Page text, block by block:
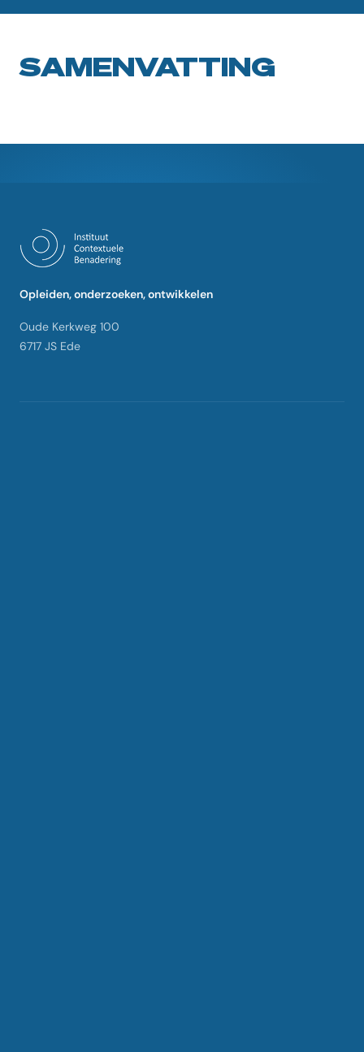
SAMENVATTING
Opleiden, onderzoeken, ontwikkelen
Oude Kerkweg 100
6717 JS Ede